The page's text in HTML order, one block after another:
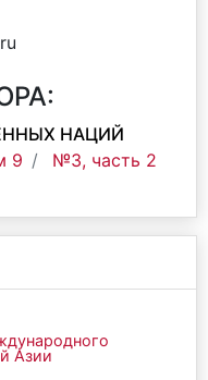
НАЦИЙ
9
№3, часть 2
Азии